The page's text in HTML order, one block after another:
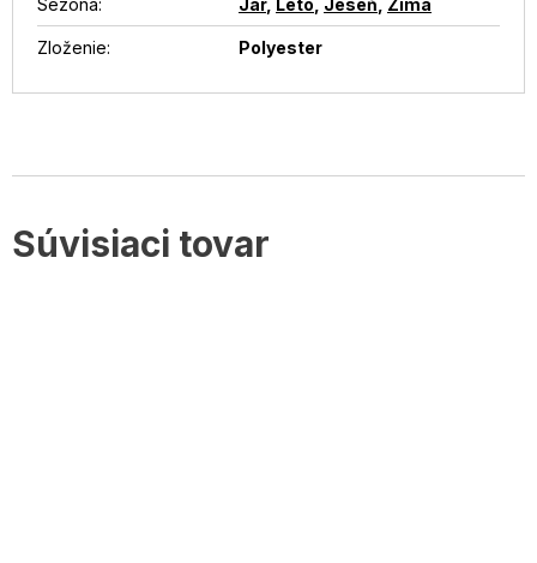
Súvisiaci tovar
Sezóna: Jar, Leto Jeseň Zima
Zloženie: Polyester